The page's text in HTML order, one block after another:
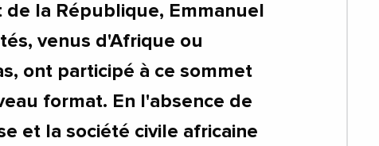
la République, Emmanuel
venus d'Afrique ou
ont participé à ce sommet
format. En l'absence de
et la société civile africaine